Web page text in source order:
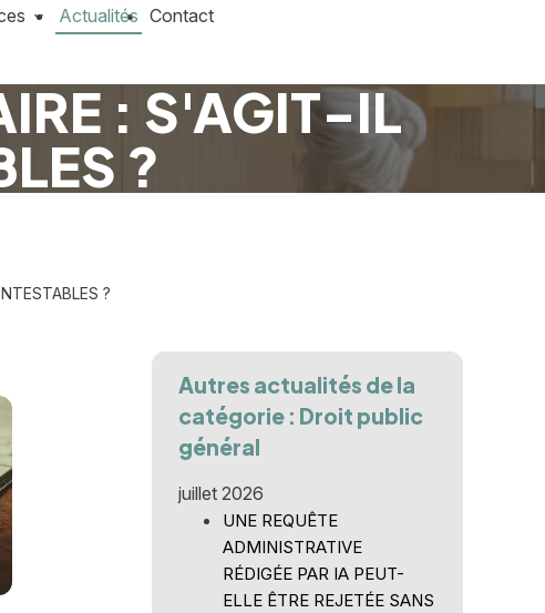
Actualités Contact
: S'AGIT-IL
?
?
Autres actualités de la
catégorie : Droit public
général
juillet 2026
UNE REQUÊTE
ADMINISTRATIVE
RÉDIGÉE PAR IA PEUT-
ELLE ÊTRE REJETÉE SANS